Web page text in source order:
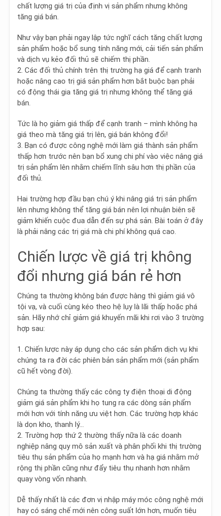
chất lượng giá trị của định vị sản phẩm nhưng không
tăng giá bán.
Như vậy bạn phải ngay lập tức nghĩ cách tăng chất lượng
sản phẩm hoặc bổ sung tính năng mới, cải tiến sản phẩm
và dịch vụ kẻo đối thủ sẽ chiếm thị phần.
2. Các đối thủ chính trên thị trường hạ giá để cạnh tranh
hoặc nâng cao trị giá sản phẩm hơn bắt buộc bạn phải
có động thái gia tăng giá trị nhưng không thể tăng giá
bán.
Tức là họ giảm giá thấp để cạnh tranh – mình không hạ
giá theo mà tăng giá trị lên, giá bán không đổi!
3. Bạn có được công nghệ mới làm giá thành sản phẩm
thấp hơn trước nên bạn bổ xung chi phí vào việc nâng giá
trị sản phẩm lên nhằm chiếm lĩnh sâu hơn thị phần của
đối thủ.
Hai trường hợp đầu bạn chú ý khi nâng giá trị sản phẩm
lên nhưng không thể tăng giá bán nên lợi nhuận biên sẽ
giảm khiến cuộc đua dẫn đến sự phá sản. Bài toán ở đây
là phải nâng các trị giá mà chi phí không quá cao.
Chiến lược về giá trị không
đổi nhưng giá bán rẻ hơn
Chúng ta thường không bán được hàng thì giảm giá vô
tội vạ, và cuối cùng kéo theo hệ lụy là lãi thấp hoặc phá
sản. Hãy nhớ chỉ giảm giá khuyến mãi khi rơi vào 3 trường
hợp sau:
1. Chiến lược này áp dụng cho các sản phẩm dịch vụ khi
chúng ta ra đời các phiên bản sản phẩm mới (sản phẩm
cũ hết vòng đời).
Chúng ta thường thấy các công ty điện thoại di động
giảm giá sản phẩm khi họ tung ra các dòng sản phẩm
mới hơn với tính năng ưu việt hơn. Các trường hợp khác
là dọn kho, thanh lý…
2. Trường hợp thứ 2 thường thấy nữa là các doanh
nghiệp nâng quy mô sản xuất và phân phối khi thị trường
tiêu thụ sản phẩm của họ mạnh hơn và hạ giá nhằm mở
rộng thị phần cũng như đẩy tiêu thụ nhanh hơn nhằm
quay vòng vốn nhanh.
Dễ thấy nhất là các đơn vị nhập máy móc công nghệ mới
hay có sáng chế mới nên công suất lớn hơn, muốn tiêu